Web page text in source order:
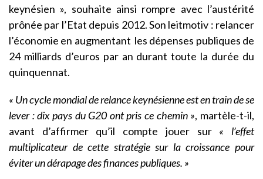
keynésien », souhaite ainsi rompre avec l’austérité
prônée par l’Etat depuis 2012. Son leitmotiv : relancer
l’économie en augmentant les dépenses publiques de
24 milliards d’euros par an durant toute la durée du
quinquennat.
« Un cycle mondial de relance keynésienne est en train de se
lever : dix pays du G20 ont pris ce chemin », martèle-t-il,
avant d’affirmer qu’il compte jouer sur « l’effet
multiplicateur de cette stratégie sur la croissance pour
éviter un dérapage des finances publiques. »